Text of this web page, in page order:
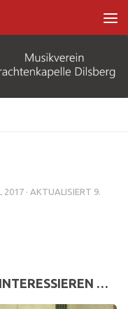
2017 · AKTUALISIERT 9.
…